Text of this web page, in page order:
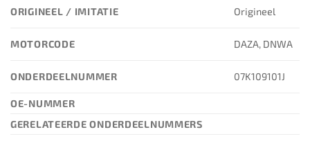
ORIGINEEL / IMITATIE Origineel
MOTORCODE DAZA, DNWA
ONDERDEELNUMMER 07K109101J
OE-NUMMER
GERELATEERDE ONDERDEELNUMMERS